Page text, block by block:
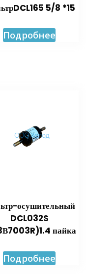
5/8 *15
Подробнее
осушительный
DCL032S
пайка
Подробнее